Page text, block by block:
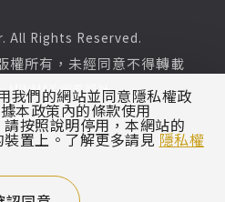
All Rights Reserved.
權所有，未經同意不得轉載
MINMAX 網頁設計
域
我們的網站並同意隱私權政
本政策內的條款使用
按照說明停用，本網站的
置上。了解更多請見 隱私權